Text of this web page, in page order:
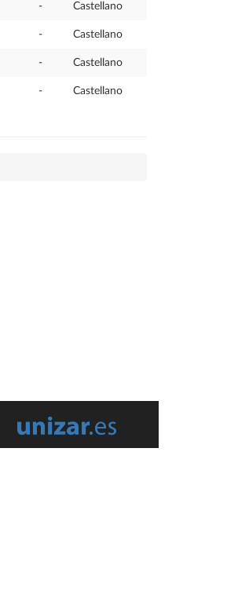
- Castellano
- Castellano
- Castellano
- Castellano